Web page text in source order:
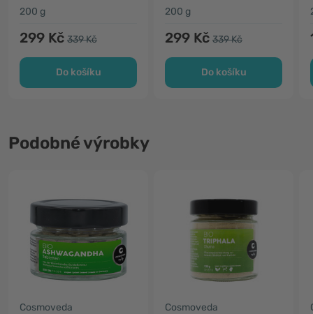
200 g
299 Kč 339 Kč
Do košíku
200 g
299 Kč 339 Kč
Do košíku
Podobné výrobky
Cosmoveda Cosmoveda